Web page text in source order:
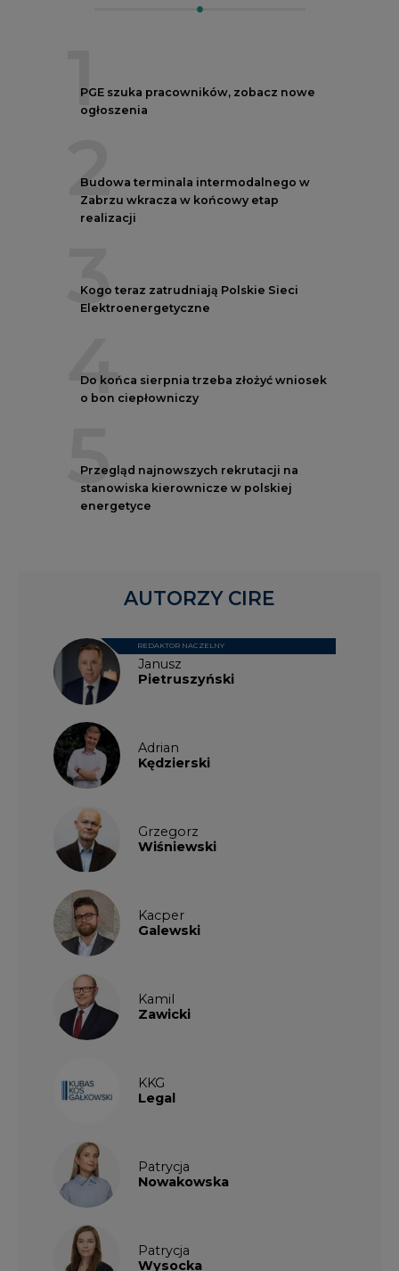
1
PGE szuka pracowników, zobacz nowe
ogłoszenia
2
Budowa terminala intermodalnego w
Zabrzu wkracza w końcowy etap
realizacji
3
Kogo teraz zatrudniają Polskie Sieci
Elektroenergetyczne
4
Do końca sierpnia trzeba złożyć wniosek
o bon ciepłowniczy
5
Przegląd najnowszych rekrutacji na
stanowiska kierownicze w polskiej
energetyce
Janusz
Pietruszyński
REDAKTOR NACZELNY
Adrian
Kędzierski
Grzegorz
Wiśniewski
Kacper
Galewski
Kamil
Zawicki
KKG
Legal
Patrycja
Nowakowska
Patrycja
Wysocka
AUTORZY CIRE